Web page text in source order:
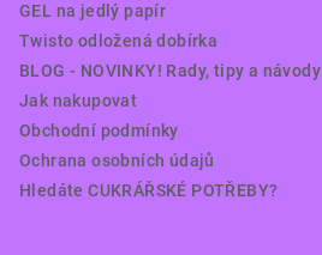
GEL na jedlý papír
Twisto odložená dobírka
BLOG - NOVINKY! Rady, tipy a návody
Jak nakupovat
Obchodní podmínky
Ochrana osobních údajů
Hledáte CUKRÁŘSKÉ POTŘEBY?